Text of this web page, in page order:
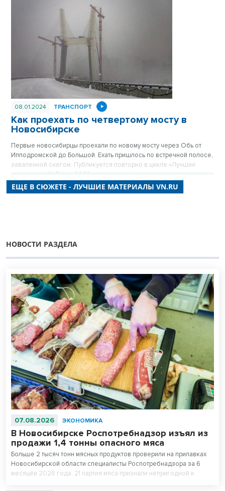
водопровод, проводится газ. Здесь даже родился самый
легендарный герой Новосибирска, но инвесторы все еще
обходят стороной близкую к Оби территорию. Публикуется
повторно в цикле «Лучшие материалы VN.RU за 2023 год».
08.01.2024 ТРАНСПОРТ
Как проехать по четвертому мосту в
Новосибирске
Первые новосибирцы проехали по новому мосту через Обь от
Ипподромской до Большой. Ехать пришлось по встречной полосе,
заваленной снегом. Публикуется повторно в цикле «Лучшие
материалы VN.RU за 2023 год».
ЕЩЕ В СЮЖЕТЕ - ЛУЧШИЕ МАТЕРИАЛЫ VN.RU
НОВОСТИ РАЗДЕЛА
07.08.2026 ЭКОНОМИКА
В Новосибирске Роспотребнадзор изъял из
продажи 1,4 тонны опасного мяса
Больше 2 тысяч тонн мясных продуктов проверили на прилавках
Новосибирской области специалисты Роспотребнадзора за 6
месяцев 2026 года. 21 партия мяса признали непригодной к